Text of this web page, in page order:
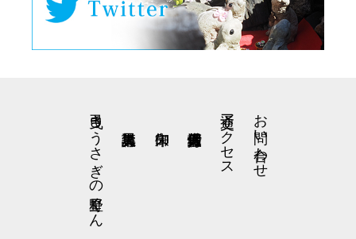
お問い合わせ
交通アクセス
弓曳きうさぎの星野くん